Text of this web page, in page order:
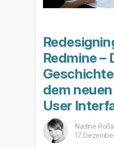
Redmine –
dem
User
Nadine Roßa
17.